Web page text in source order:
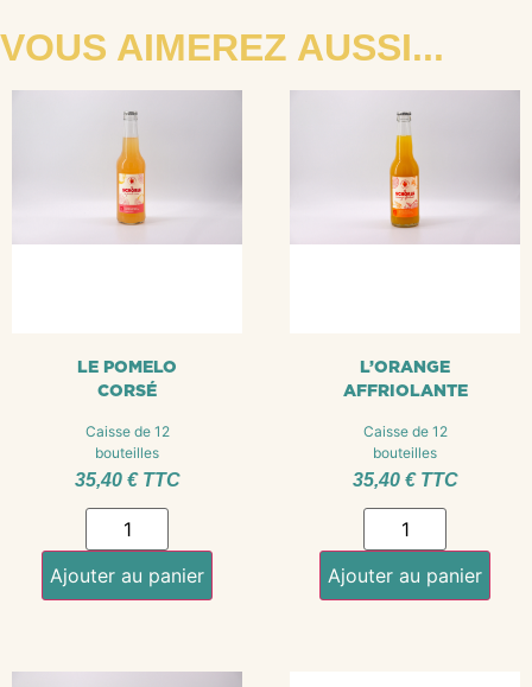
VOUS AIMEREZ AUSSI...
LE POMELO
CORSÉ
Caisse de 12
bouteilles
35,40 €TTC
Ajouter au panier
L’ORANGE
AFFRIOLANTE
Caisse de 12
bouteilles
35,40 €TTC
Ajouter au panier